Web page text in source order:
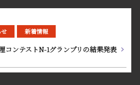
新着情報
ンテストN-1グランプリの結果発表